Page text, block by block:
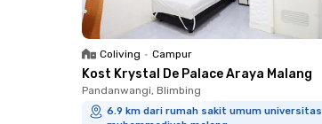
Coliving • Campur
Kost Krystal De Palace Araya Malang
Pandanwangi, Blimbing
6.9 km dari rumah sakit umum universitas